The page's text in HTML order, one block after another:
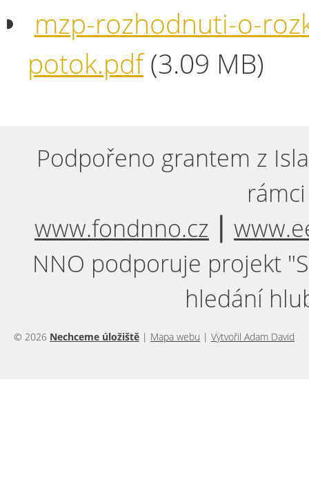
mzp-rozhodnuti-o-
potok.pdf(3.09 MB)
Podpořeno grantem z
www.fondnno.cz
NNO podporuje projekt
hledání
© 2026 Nechceme úložiště | Mapa webu | Vytvořil Adam David